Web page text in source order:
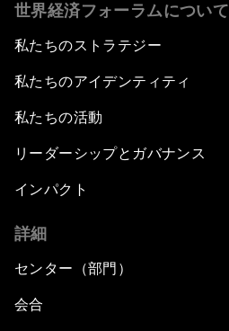
世界経済フォーラムについて
私たちのストラテジー
私たちのアイデンティティ
私たちの活動
リーダーシップとガバナンス
インパクト
詳細
センター（部門）
会合